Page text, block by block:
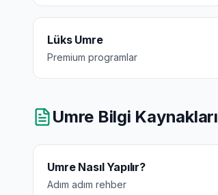
Lüks Umre
Premium programlar
Umre Bilgi Kaynakları
Umre Nasıl Yapılır?
Adım adım rehber